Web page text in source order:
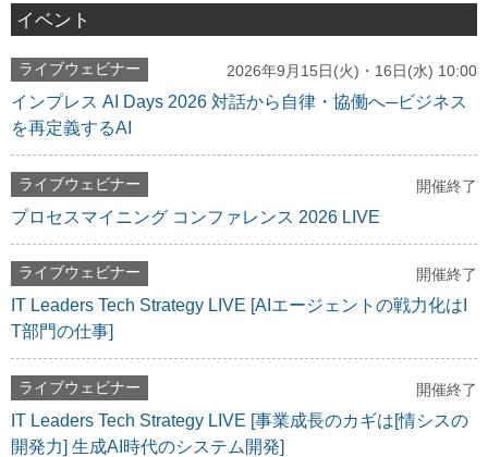
イベント
ライブウェビナー 2026年9月15日(火)・16日(水) 10:00
インプレス AI Days 2026 対話から自律・協働へ─ビジネス
を再定義するAI
ライブウェビナー 開催終了
プロセスマイニング コンファレンス 2026 LIVE
ライブウェビナー 開催終了
IT Leaders Tech Strategy LIVE [AIエージェントの戦力化はI
T部門の仕事]
ライブウェビナー 開催終了
IT Leaders Tech Strategy LIVE [事業成長のカギは[情シスの
開発力] 生成AI時代のシステム開発]